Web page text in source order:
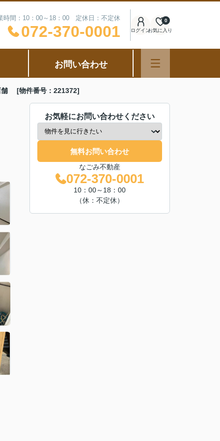
時間：10：00～18：00 定休日：不定休
072-370-0001 ログインお気に入り
0
お問い合わせ
[物件番号：221372]
お気軽にお問い合わせください
無料お問い合わせ
なごみ不動産
072-370-0001
10：00～18：00
（休：不定休）